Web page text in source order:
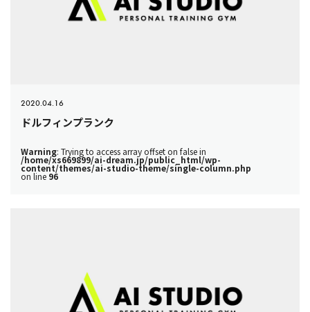
2020.04.16
ドルフィンプランク
Warning: Trying to access array offset on false in
/home/xs669899/ai-dream.jp/public_html/wp-
content/themes/ai-studio-theme/single-column.php
on line 96